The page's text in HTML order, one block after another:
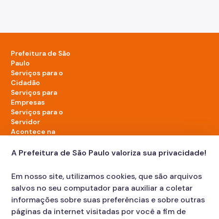
Prefeitura de São
Paulo
Serviços para o
Cidadão
Serviços para
Empresas
Serviços para o
Servidor
Acontece na
LinkedIn da Prefeitura de São Paulo
TikTok da Prefeitura de São Paulo
YouTube da Prefeitura de São Paulo
X da Prefeitura de São Paulo
Instagram da Prefeitura de São Paulo
Facebook da Prefeitura de São Paulo
Diário Oficial
A Prefeitura de São Paulo valoriza sua privacidade!
Em nosso site, utilizamos cookies, que são arquivos
salvos no seu computador para auxiliar a coletar
informações sobre suas preferências e sobre outras
páginas da internet visitadas por você a fim de